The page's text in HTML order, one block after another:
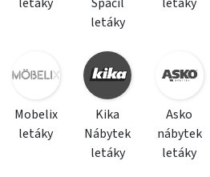
letáky
Mobelix
letáky
Kika
Nábytek
letáky
Asko
nábytek
letáky